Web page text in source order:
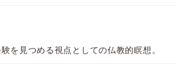
を見つめる視点としての仏教的瞑想。